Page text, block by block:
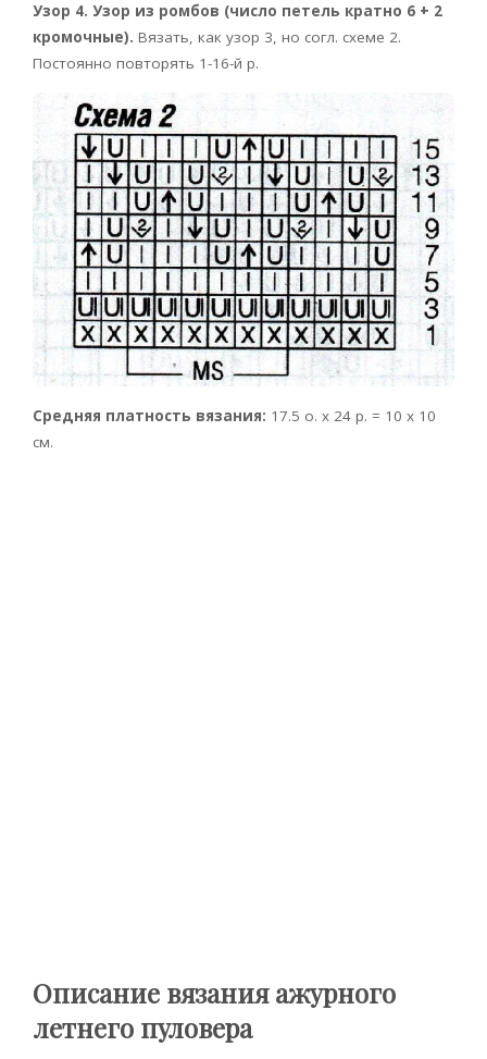
Узор 4. Узор из ромбов (число петель кратно 6 + 2
кромочные). Вязать, как узор 3, но согл. схеме 2.
Постоянно повторять 1-16-й р.
Средняя платность вязания: 17.5 о. х 24 р. = 10 x 10
см.
Описание вязания ажурного
летнего пуловера